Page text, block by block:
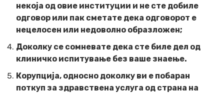
некоја од овие институции и не сте добиле
одговор или пак сметате дека одговорот е
нецелосен или недоволно образложен;
Доколку се сомневате дека сте биле дел од
клиничко испитување без ваше знаење.
Корупција, односно доколку ви е побаран
поткуп за здравствена услуга од страна на